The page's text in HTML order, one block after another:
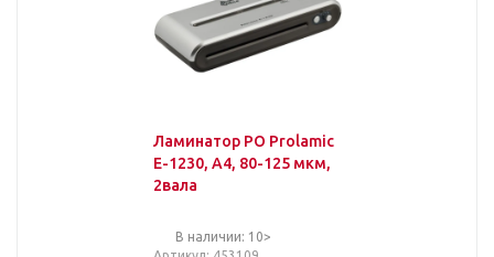
Ламинатор PO Prolamic
E-1230, А4, 80-125 мкм,
2вала
В наличии: 10>